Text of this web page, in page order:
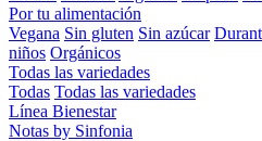
Por tu alimentación
Vegana Sin gluten Sin azúcar
niños Orgánicos
Todas las variedades
Todas Todas las variedades
Línea Bienestar
Notas by Sinfonia